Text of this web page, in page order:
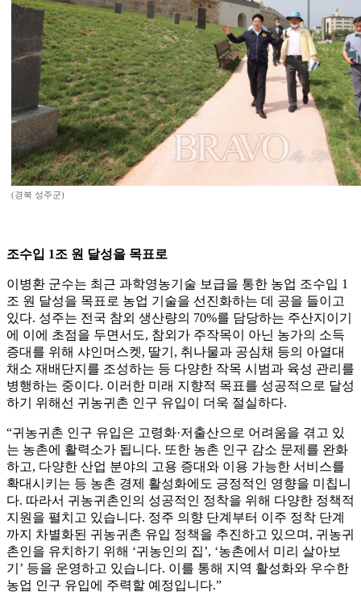
(경북 성주군)
조수입 1조 원 달성을 목표로
이병환 군수는 최근 과학영농기술 보급을 통한 농업 조수입 1
조 원 달성을 목표로 농업 기술을 선진화하는 데 공을 들이고
있다. 성주는 전국 참외 생산량의 70%를 담당하는 주산지이기
에 이에 초점을 두면서도, 참외가 주작목이 아닌 농가의 소득
증대를 위해 샤인머스켓, 딸기, 취나물과 공심채 등의 아열대
채소 재배단지를 조성하는 등 다양한 작목 시범과 육성 관리를
병행하는 중이다. 이러한 미래 지향적 목표를 성공적으로 달성
하기 위해선 귀농귀촌 인구 유입이 더욱 절실하다.
“귀농귀촌 인구 유입은 고령화·저출산으로 어려움을 겪고 있
는 농촌에 활력소가 됩니다. 또한 농촌 인구 감소 문제를 완화
하고, 다양한 산업 분야의 고용 증대와 이용 가능한 서비스를
확대시키는 등 농촌 경제 활성화에도 긍정적인 영향을 미칩니
다. 따라서 귀농귀촌인의 성공적인 정착을 위해 다양한 정책적
지원을 펼치고 있습니다. 정주 의향 단계부터 이주 정착 단계
까지 차별화된 귀농귀촌 유입 정책을 추진하고 있으며, 귀농귀
촌인을 유치하기 위해 ‘귀농인의 집’, ‘농촌에서 미리 살아보
기’ 등을 운영하고 있습니다. 이를 통해 지역 활성화와 우수한
농업 인구 유입에 주력할 예정입니다.”